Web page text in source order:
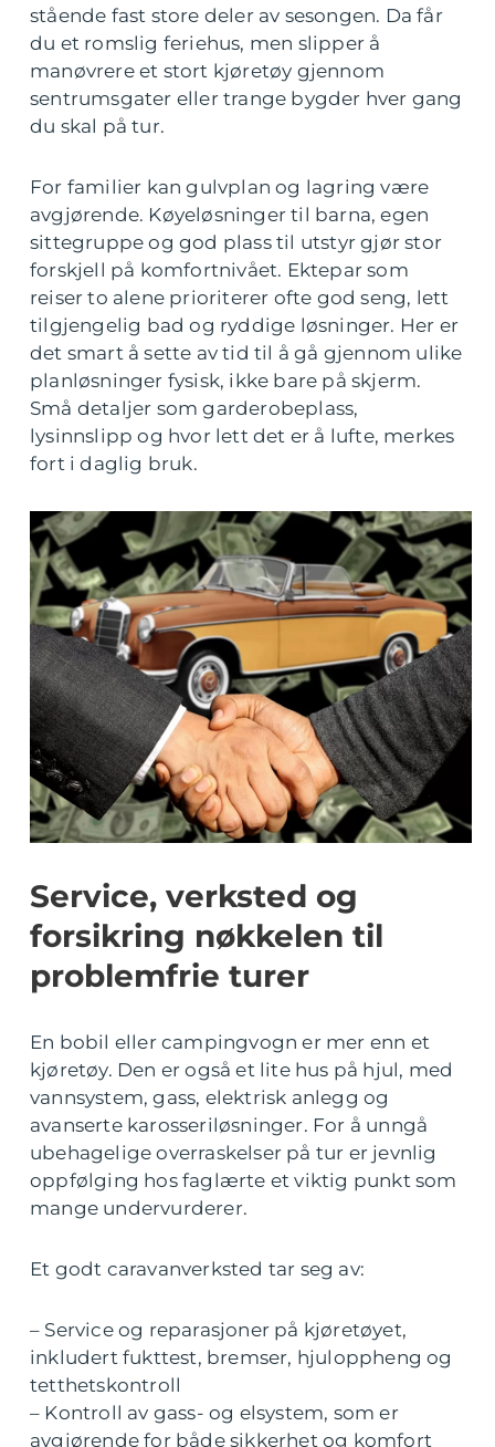
stående fast store deler av sesongen. Da får
du et romslig feriehus, men slipper å
manøvrere et stort kjøretøy gjennom
sentrumsgater eller trange bygder hver gang
du skal på tur.
For familier kan gulvplan og lagring være
avgjørende. Køyeløsninger til barna, egen
sittegruppe og god plass til utstyr gjør stor
forskjell på komfortnivået. Ektepar som
reiser to alene prioriterer ofte god seng, lett
tilgjengelig bad og ryddige løsninger. Her er
det smart å sette av tid til å gå gjennom ulike
planløsninger fysisk, ikke bare på skjerm.
Små detaljer som garderobeplass,
lysinnslipp og hvor lett det er å lufte, merkes
fort i daglig bruk.
Service, verksted og
forsikring nøkkelen til
problemfrie turer
En bobil eller campingvogn er mer enn et
kjøretøy. Den er også et lite hus på hjul, med
vannsystem, gass, elektrisk anlegg og
avanserte karosseriløsninger. For å unngå
ubehagelige overraskelser på tur er jevnlig
oppfølging hos faglærte et viktig punkt som
mange undervurderer.
Et godt caravanverksted tar seg av:
– Service og reparasjoner på kjøretøyet,
inkludert fukttest, bremser, hjuloppheng og
tetthetskontroll
– Kontroll av gass- og elsystem, som er
avgjørende for både sikkerhet og komfort